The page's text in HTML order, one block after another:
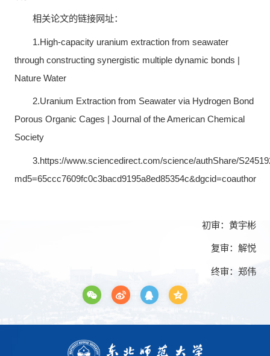
相关论文的链接网址：
1.High-capacity uranium extraction from seawater
through constructing synergistic multiple dynamic bonds |
Nature Water
2.Uranium Extraction from Seawater via Hydrogen Bond
Porous Organic Cages | Journal of the American Chemical
Society
3.https://www.sciencedirect.com/science/authShare/
md5=65ccc7609fc0c3bacd9195a8ed85354c&dgcid=coauthor
初审：黄宇彬
复审：解悦
终审：郑伟